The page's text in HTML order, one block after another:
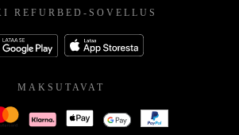
REFURBED-SOVELLUS
MAKSUTAVAT